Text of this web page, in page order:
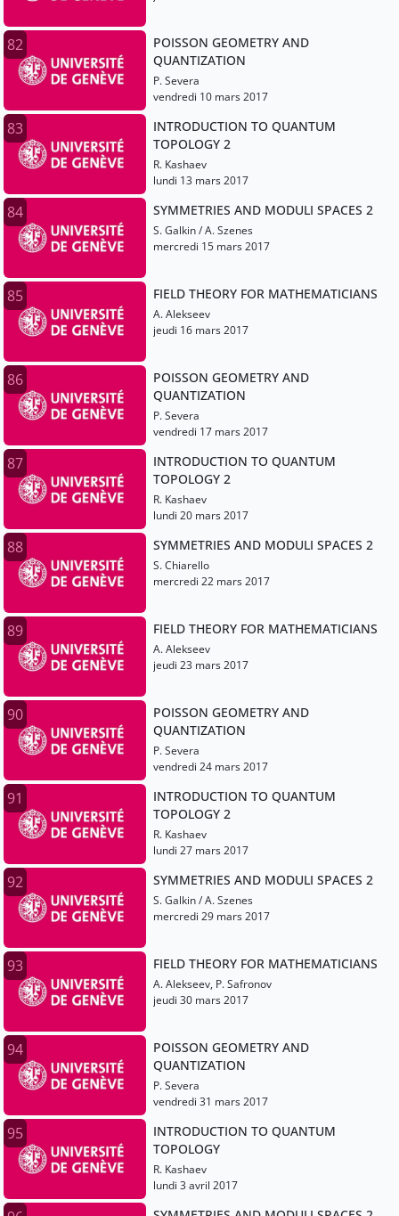
82
POISSON GEOMETRY AND
QUANTIZATION
P. Severa
vendredi 10 mars 2017
83
INTRODUCTION TO QUANTUM
TOPOLOGY 2
R. Kashaev
lundi 13 mars 2017
84 SYMMETRIES AND MODULI SPACES 2
S. Galkin / A. Szenes
mercredi 15 mars 2017
85 FIELD THEORY FOR MATHEMATICIANS
A. Alekseev
jeudi 16 mars 2017
86
POISSON GEOMETRY AND
QUANTIZATION
P. Severa
vendredi 17 mars 2017
87
INTRODUCTION TO QUANTUM
TOPOLOGY 2
R. Kashaev
lundi 20 mars 2017
88 SYMMETRIES AND MODULI SPACES 2
S. Chiarello
mercredi 22 mars 2017
89 FIELD THEORY FOR MATHEMATICIANS
A. Alekseev
jeudi 23 mars 2017
90
POISSON GEOMETRY AND
QUANTIZATION
P. Severa
vendredi 24 mars 2017
91
INTRODUCTION TO QUANTUM
TOPOLOGY 2
R. Kashaev
lundi 27 mars 2017
92 SYMMETRIES AND MODULI SPACES 2
S. Galkin / A. Szenes
mercredi 29 mars 2017
93 FIELD THEORY FOR MATHEMATICIANS
A. Alekseev, P. Safronov
jeudi 30 mars 2017
94
POISSON GEOMETRY AND
QUANTIZATION
P. Severa
vendredi 31 mars 2017
95
INTRODUCTION TO QUANTUM
TOPOLOGY
R. Kashaev
lundi 3 avril 2017